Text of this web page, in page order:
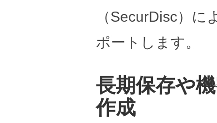
（SecurDisc）
ポートします。
長期保存や
作成